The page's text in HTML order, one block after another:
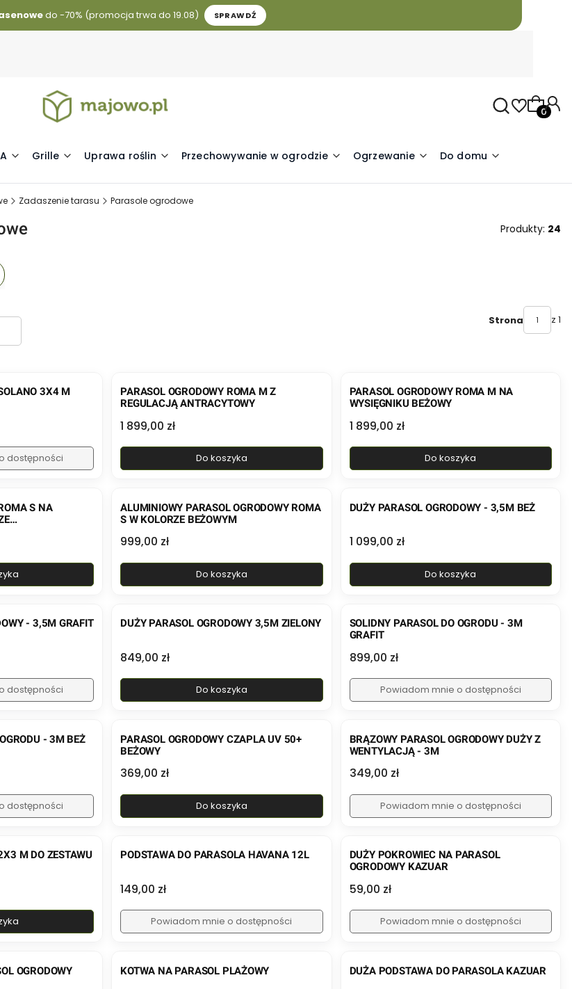
do -70% (promocja trwa do 19.08) SPRAWDŹ
Grille Uprawa roślin Przechowywanie w ogrodzie Ogrzewanie Do domu
Zadaszenie tarasu Parasole ogrodowe
Produkty: 24
Strona z 1
3X4 M
dostępności
PARASOL OGRODOWY ROMA M Z
REGULACJĄ ANTRACYTOWY
Cena
1 899,00 zł
Do koszyka
PARASOL OGRODOWY ROMA M NA
WYSIĘGNIKU BEŻOWY
Cena
1 899,00 zł
Do koszyka
S NA
ALUMINIOWY PARASOL OGRODOWY ROMA
S W KOLORZE BEŻOWYM
Cena
999,00 zł
Do koszyka
DUŻY PARASOL OGRODOWY - 3,5M BEŻ
Cena
1 099,00 zł
Do koszyka
- 3,5M GRAFIT
dostępności
DUŻY PARASOL OGRODOWY 3,5M ZIELONY
Cena
849,00 zł
Do koszyka
SOLIDNY PARASOL DO OGRODU - 3M
GRAFIT
Cena
899,00 zł
Powiadom mnie o dostępności
- 3M BEŻ
dostępności
PARASOL OGRODOWY CZAPLA UV 50+
BEŻOWY
Cena
369,00 zł
Do koszyka
BRĄZOWY PARASOL OGRODOWY DUŻY Z
WENTYLACJĄ - 3M
Cena
349,00 zł
Powiadom mnie o dostępności
M DO ZESTAWU
PODSTAWA DO PARASOLA HAVANA 12L
Cena
149,00 zł
Powiadom mnie o dostępności
DUŻY POKROWIEC NA PARASOL
OGRODOWY KAZUAR
Cena
59,00 zł
Powiadom mnie o dostępności
OGRODOWY KOTWA NA PARASOL PLAŻOWY DUŻA PODSTAWA DO PARASOLA KAZUAR